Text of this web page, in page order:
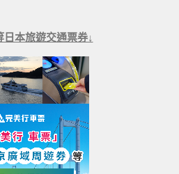
日本旅遊交通票券↓